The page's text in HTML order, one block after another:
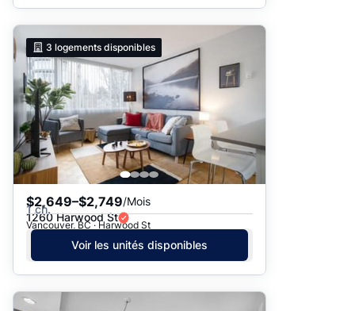
3 logements disponibles
$2,649–$2,749/Mois
1 ch.
1260 Harwood St
Vancouver, BC · Harwood St
Voir les unités disponibles